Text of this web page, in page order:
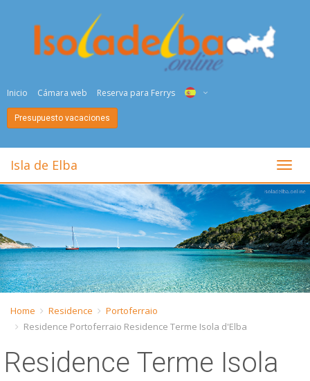
Inicio Cámara web Reserva para Ferrys
DEU
FRA
PYC
ESP
SLO
Presupuesto vacaciones
Isla de Elba
Home Residence
Portoferraio
Residence Portoferraio Residence Terme Isola d'Elba
Residence Terme Isola